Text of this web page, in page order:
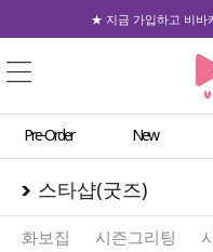
★ 지금 가입하고 비바
Pre-Order New
스타샵(굿즈)
화보집 시즌그리팅